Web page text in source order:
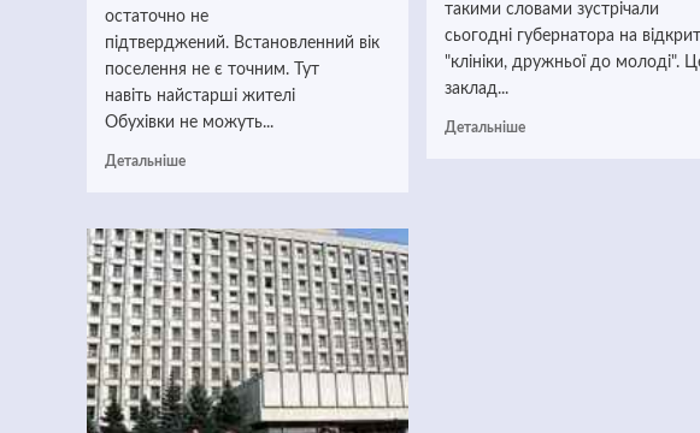
остаточно не
підтверджений. Встановленний вік
поселення не є точним. Тут
навіть найстарші жителі
Обухівки не можуть...
Детальніше
такими словами зустрічали
сьогодні губернатора на
"клініки, дружньої до молоді".
заклад...
Детальніше